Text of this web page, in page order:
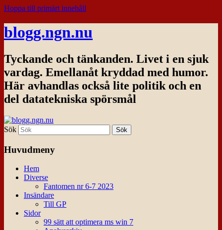
Hoppa till primärt innehåll
blogg.ngn.nu
Tyckande och tänkanden. Livet i en sjuk
vardag. Emellanåt kryddad med humor.
Här avhandlas också lite politik och en
del datatekniska spörsmål
Sök
Huvudmeny
Hem
Diverse
Fantomen nr 6-7 2023
Insändare
Till GP
Sidor
99 sätt att optimera ms win 7